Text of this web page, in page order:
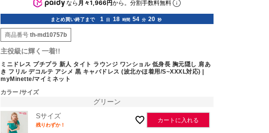
なら 月々1,966円から。分割手数料無料
まとめ買い終了まで 1 日 18 時間 54 分 18 秒
商品番号 th-md10757b
主役級に輝く一着!!
ミニドレス プチプラ 新人 タイト ラウンジ ワンショル 低身長 胸元隠し 肩あ
き フリル デコルテ アシメ 黒 キャバドレス (波北かほ着用/S~XXXL対応) |
myMinette/マイミネット
カラー サイズ
グリーン
Sサイズ
残りわずか！
カートに入れる